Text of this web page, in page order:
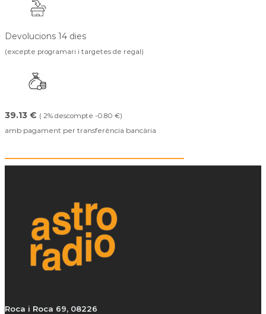
Devolucions 14 dies
(excepte programari i targetes de regal)
39.13 € ( 2% descompte -0.80 €)
amb pagament per transferència bancària
Roca i Roca 69, 08226